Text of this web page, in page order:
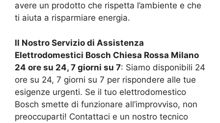
avere un prodotto che rispetta l’ambiente e che
ti aiuta a risparmiare energia.
Il Nostro Servizio di Assistenza
Elettrodomestici Bosch Chiesa Rossa Milano
24 ore su 24, 7 giorni su 7: Siamo disponibili 24
ore su 24, 7 giorni su 7 per rispondere alle tue
esigenze urgenti. Se il tuo elettrodomestico
Bosch smette di funzionare all’improvviso, non
preoccuparti! Contattaci e un nostro tecnico